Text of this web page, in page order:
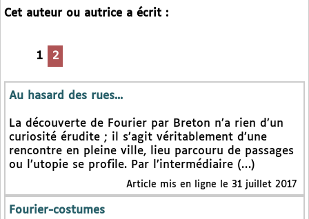
Cet auteur ou autrice a écrit :
1 2
Au hasard des rues...
La découverte de Fourier par Breton n’a rien d’un
curiosité érudite ; il s’agit véritablement d’une
rencontre en pleine ville, lieu parcouru de passages
ou l’utopie se profile. Par l’intermédiaire (…)
Article mis en ligne le 31 juillet 2017
Fourier-costumes